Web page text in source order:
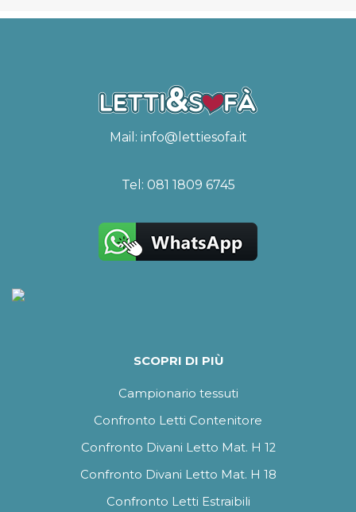
Mail: info@lettiesofa.it
Tel: 081 1809 6745
SCOPRI DI PIÙ
Campionario tessuti
Confronto Letti Contenitore
Confronto Divani Letto Mat. H 12
Confronto Divani Letto Mat. H 18
Confronto Letti Estraibili